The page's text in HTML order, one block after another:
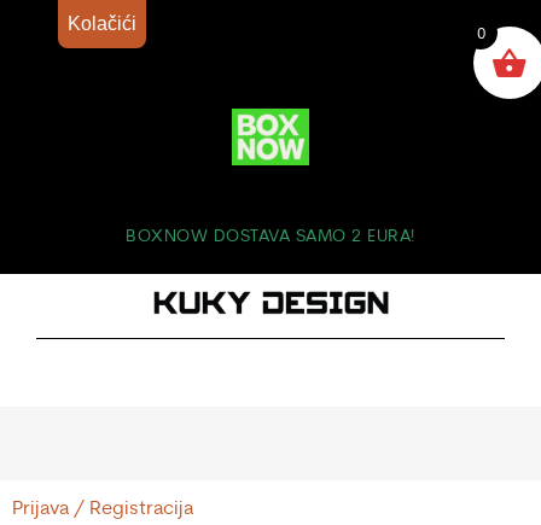
BOXNOW DOSTAVA SAMO 2 EURA!
Prijava / Registracija
0
Kolačići